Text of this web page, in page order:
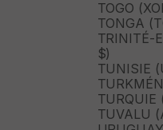
TOGO
TONGA
TRINITÉ-
$)
TUNISIE
TURQUIE
TUVALU